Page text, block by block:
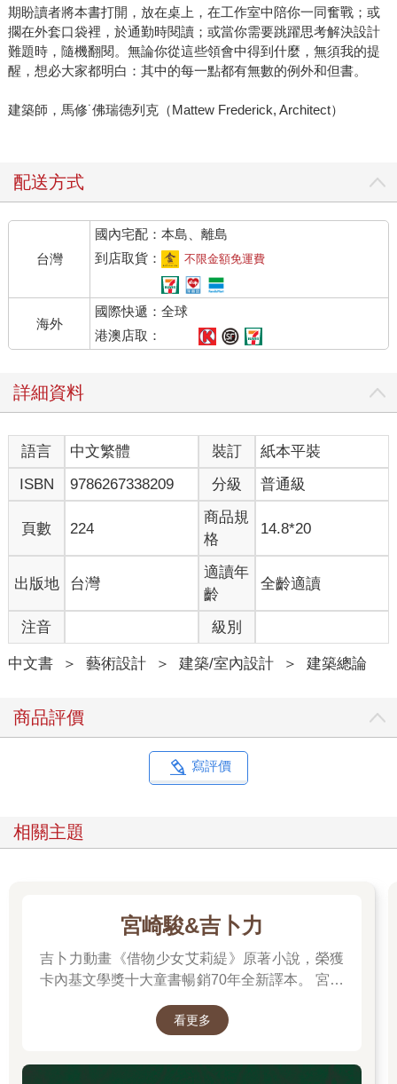
期盼讀者將本書打開，放在桌上，在工作室中陪你一同奮戰；或
擱在外套口袋裡，於通勤時閱讀；或當你需要跳躍思考解決設計
難題時，隨機翻閱。無論你從這些領會中得到什麼，無須我的提
醒，想必大家都明白：其中的每一點都有無數的例外和但書。
建築師，馬修˙佛瑞德列克（Mattew Frederick, Architect）
配送方式
台灣
國內宅配：本島、離島
到店取貨：
不限金額免運費
海外
國際快遞：全球
港澳店取：
詳細資料
語言 中文繁體 裝訂
紙本平裝
ISBN
9786267338209 分級 普通級
頁數 224
商品規
格
14.8*20
出版地 台灣
適讀年
齡
全齡適讀
注音 級別
中文書 ＞ 藝術設計 ＞ 建築/室內設計 ＞ 建築總論
商品評價
寫評價
相關主題
宮崎駿&吉卜力
吉卜力動畫《借物少女艾莉緹》原著小說，榮獲
卡內基文學獎十大童書暢銷70年全新譯本。 宮崎
樣，過著不穩定的生活……我們是借住在這個世
看更多